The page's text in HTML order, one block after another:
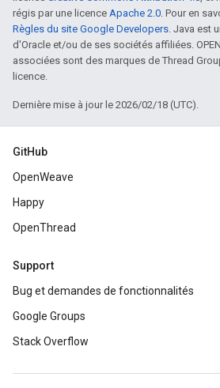
régis par une licence Apache 2.0. Pour en
Règles du site Google Developers. Java est
d'Oracle et/ou de ses sociétés affiliées.
associées sont des marques de Thread
licence.
Dernière mise à jour le 2026/02/18 (UTC).
GitHub
OpenWeave
Happy
OpenThread
Support
Bug et demandes de fonctionnalités
Google Groups
Stack Overflow